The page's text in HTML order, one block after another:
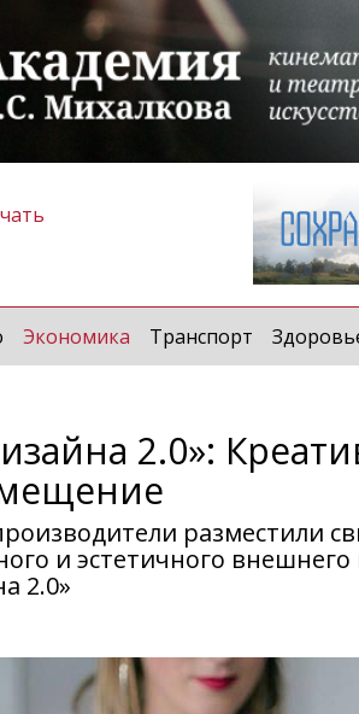
Экономика (current)
Транспорт
2.0»:
разместили
и эстетичного
2.0»